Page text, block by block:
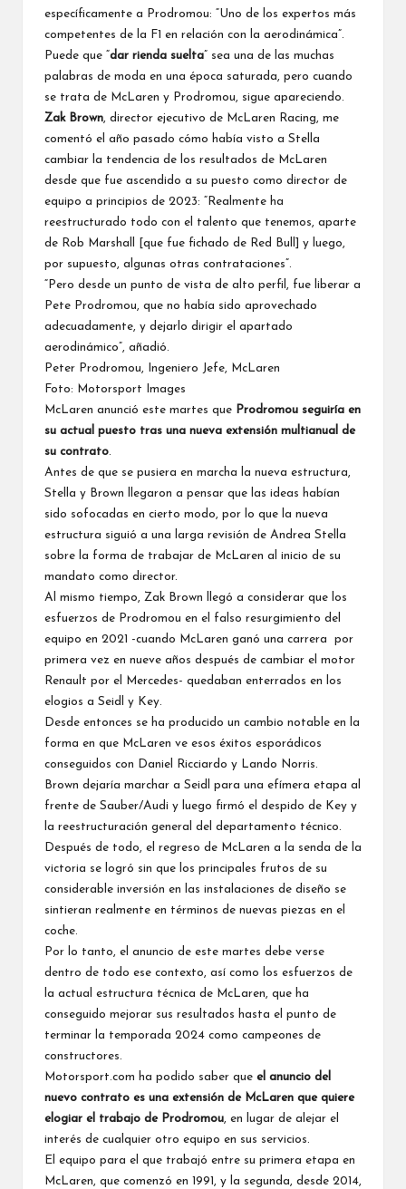
específicamente a Prodromou: “Uno de los expertos más
competentes de la F1 en relación con la aerodinámica”.
Puede que “dar rienda suelta” sea una de las muchas
palabras de moda en una época saturada, pero cuando
se trata de McLaren y Prodromou, sigue apareciendo.
Zak Brown , director ejecutivo de McLaren Racing, me
comentó el año pasado cómo había visto a Stella
cambiar la tendencia de los resultados de McLaren
desde que fue ascendido a su puesto como director de
equipo a principios de 2023: “Realmente ha
reestructurado todo con el talento que tenemos, aparte
de Rob Marshall [que fue fichado de Red Bull
] y luego,
por supuesto, algunas otras contrataciones”.
“Pero desde un punto de vista de alto perfil, fue liberar a
Pete Prodromou, que no había sido aprovechado
adecuadamente, y dejarlo dirigir el apartado
aerodinámico”, añadió.
Peter Prodromou, Ingeniero Jefe, McLaren
Foto: Motorsport Images
McLaren anunció este martes que Prodromou seguiría en
su actual puesto tras una nueva extensión multianual de
su contrato
Antes de que se pusiera en marcha la nueva estructura,
Stella y Brown llegaron a pensar que las ideas habían
sido sofocadas en cierto modo, por lo que la nueva
estructura siguió a una larga revisión de Andrea Stella
sobre la forma de trabajar de McLaren al inicio de su
mandato como director.
Al mismo tiempo, Zak Brown llegó a considerar que los
esfuerzos de Prodromou en el falso resurgimiento del
equipo en 2021 -cuando McLaren ganó una carrera por
primera vez en nueve años después de cambiar el motor
Renault por el
Mercedes- quedaban enterrados en los
elogios a Seidl y Key.
Desde entonces se ha producido un cambio notable en la
forma en que McLaren ve esos éxitos esporádicos
conseguidos con
Daniel Ricciardo y Lando Norris
Brown dejaría marchar a Seidl para una efímera etapa al
frente de Sauber/Audi y luego firmó el despido de Key y
la reestructuración general del departamento técnico.
Después de todo, el regreso de McLaren a la senda de la
victoria se logró sin que los principales frutos de su
considerable inversión en las instalaciones de diseño se
sintieran realmente en términos de nuevas piezas en el
coche.
Por lo tanto, el anuncio de este martes debe verse
dentro de todo ese contexto, así como los esfuerzos de
la actual estructura técnica de McLaren, que ha
conseguido mejorar sus resultados hasta el punto de
terminar la temporada 2024 como campeones de
constructores
Motorsport.com ha podido saber que el anuncio del
nuevo contrato es una extensión de McLaren que quiere
elogiar el trabajo de Prodromou , en lugar de alejar el
interés de cualquier otro equipo en sus servicios.
El equipo para el que trabajó entre su primera etapa en
McLaren, que comenzó en 1991, y la segunda, desde 2014,